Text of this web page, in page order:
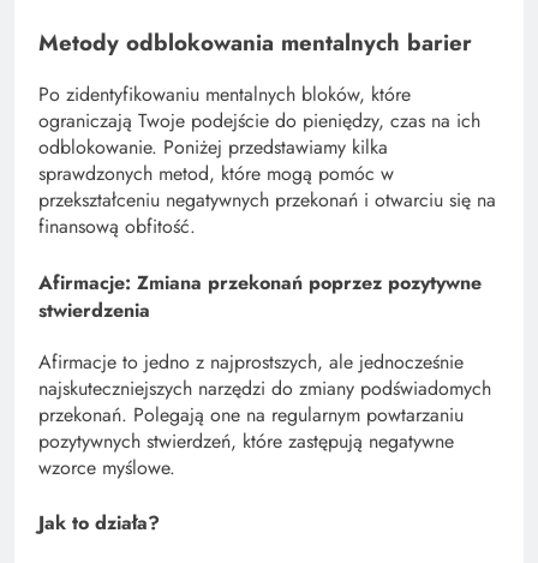
Metody odblokowania mentalnych barier
Po zidentyfikowaniu mentalnych bloków, które
ograniczają Twoje podejście do pieniędzy, czas na ich
odblokowanie. Poniżej przedstawiamy kilka
sprawdzonych metod, które mogą pomóc w
przekształceniu negatywnych przekonań i otwarciu się na
finansową obfitość.
Afirmacje: Zmiana przekonań poprzez pozytywne
stwierdzenia
Afirmacje to jedno z najprostszych, ale jednocześnie
najskuteczniejszych narzędzi do zmiany podświadomych
przekonań. Polegają one na regularnym powtarzaniu
pozytywnych stwierdzeń, które zastępują negatywne
wzorce myślowe.
Jak to działa?